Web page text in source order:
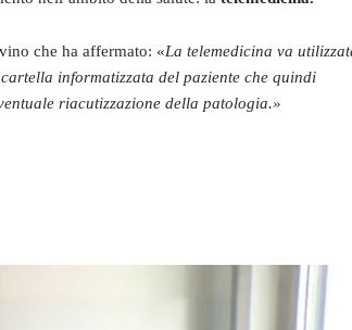
che ha affermato: «La telemedicina va
informatizzata del paziente che quindi
riacutizzazione della patologia.»